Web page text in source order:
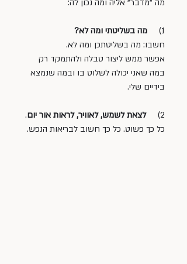
מה "מדבר" אליה ומה נכון לה:
1)
מה בשליטתי ומה לא?
חשבו: מה בשליטתכן ומה לא.
אפשר ממש ליצור טבלה ולהתמקד רק
במה שאני יכולה לשלוט בו ובמה שנמצא
בידיים שלי.
2) לצאת לשמש, לאוויר, לראות אור יום.
כל כך פשוט. כל כך חשוב לבריאות הנפש.